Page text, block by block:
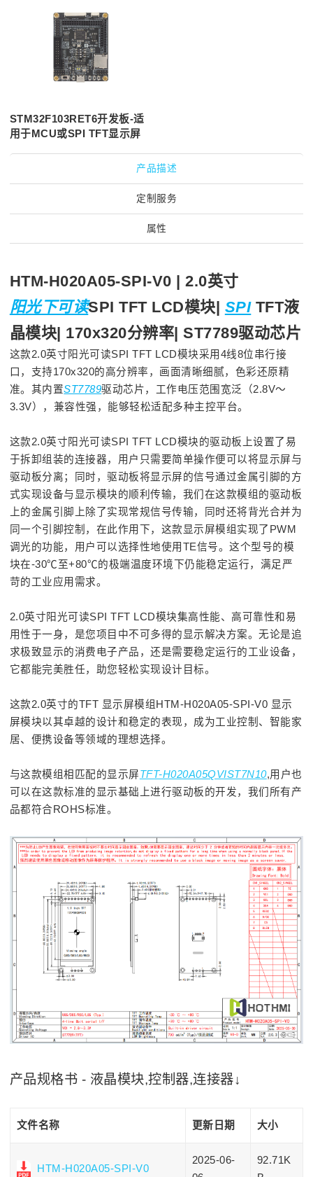
STM32F103RET6开发板-适
用于MCU或SPI TFT显示屏
产品描述
定制服务
属性
HTM-H020A05-SPI-V0 | 2.0英寸
阳光下可读SPI TFT LCD模块| SPITFT液
晶模块| 170x320分辨率| ST7789驱动芯片
这款2.0英寸阳光可读SPI TFT LCD模块采用4线8位串行接
口，支持170x320的高分辨率，画面清晰细腻，色彩还原精
准。其内置ST7789驱动芯片，工作电压范围宽泛（2.8V～
3.3V），兼容性强，能够轻松适配多种主控平台。
这款2.0英寸阳光可读SPI TFT LCD模块的驱动板上设置了易
于拆卸组装的连接器，用户只需要简单操作便可以将显示屏与
驱动板分离；同时，驱动板将显示屏的信号通过金属引脚的方
式实现设备与显示模块的顺利传输，我们在这款模组的驱动板
上的金属引脚上除了实现常规信号传输，同时还将背光合并为
同一个引脚控制，在此作用下，这款显示屏模组实现了PWM
调光的功能，用户可以选择性地使用TE信号。这个型号的模
块在-30℃至+80℃的极端温度环境下仍能稳定运行，满足严
苛的工业应用需求。
2.0英寸阳光可读SPI TFT LCD模块集高性能、高可靠性和易
用性于一身，是您项目中不可多得的显示解决方案。无论是追
求极致显示的消费电子产品，还是需要稳定运行的工业设备，
它都能完美胜任，助您轻松实现设计目标。
这款2.0英寸的TFT 显示屏模组HTM-H020A05-SPI-V0 显示
屏模块以其卓越的设计和稳定的表现，成为工业控制、智能家
居、便携设备等领域的理想选择。
与这款模组相匹配的显示屏TFT-H020A05QVIST7N10,用户也
可以在这款标准的显示基础上进行驱动板的开发，我们所有产
品都符合ROHS标准。
产品规格书 - 液晶模块,控制器,连接器↓
文件名称 更新日期 大小
HTM-H020A05-SPI-V0
2025-06-
92.71K